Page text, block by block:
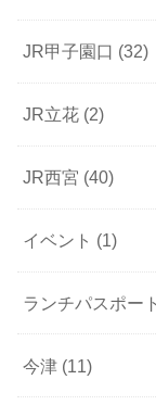
JR甲子園口 (32)
JR立花 (2)
JR西宮 (40)
イベント (1)
ランチパスポート
今津 (11)